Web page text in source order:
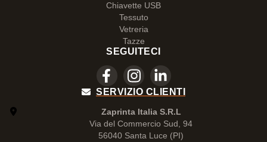
Chiavette USB
Tessuto
Vetreria
Tazze
SEGUITECI
SERVIZIO CLIENTI
Zaprinta Italia S.R.L
Via del Commercio Sud, 94
56040 Santa Luce (PI)